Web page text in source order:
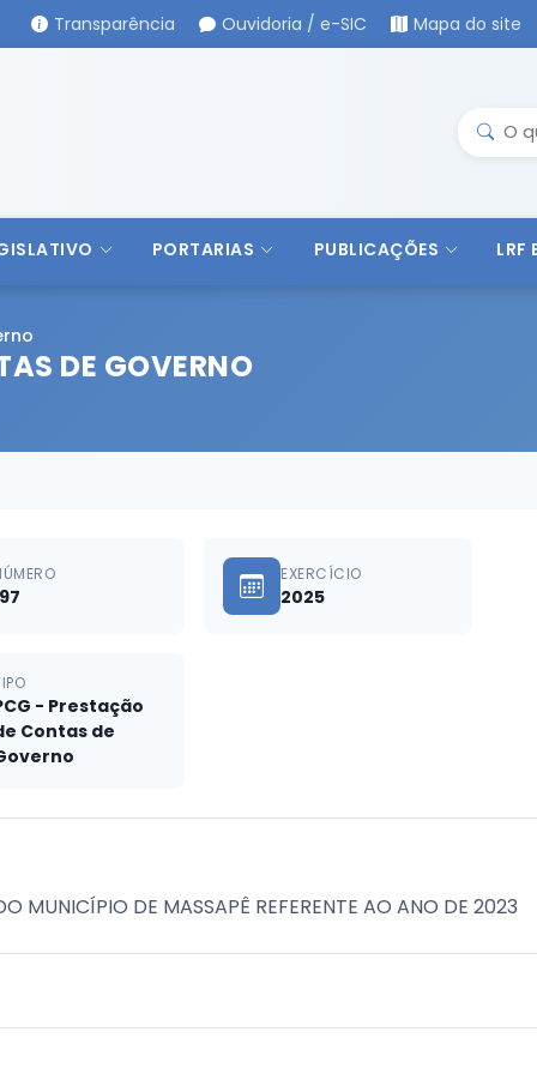
Transparência Ouvidoria / e-SIC Mapa do site
PORTARIAS PUBLICAÇÕES LRF
DE GOVERNO
EXERCÍCIO
2025
- Prestação
Contas de
MUNICÍPIO DE MASSAPÊ REFERENTE AO ANO DE 2023